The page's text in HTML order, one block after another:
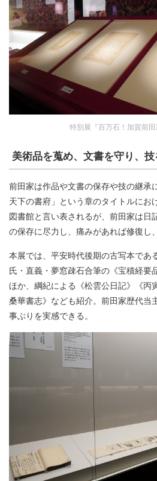
特別展『百万石！加賀前
美術品を蒐め、文書を守り、
前田家は作品や文書の保存や技の継承
天下の書府」という章のタイトルにお
図書館と言い表されるが、前田家は日
の保存に尽力し、痛みがあれば修復し
本展では、平安時代後期の古写本であ
氏・直義・夢窓疎石合筆の《宝積経要
ほか、綱紀による《松雲公日記》《丙
桑華書志》なども紹介。前田家歴代当
事ぶりを実感できる。